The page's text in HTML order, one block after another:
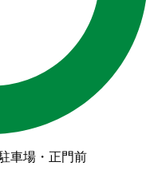
車場・正門前